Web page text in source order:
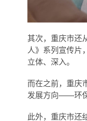
其次，重庆市还
人》系列宣传片
立体、深入。
而在之前，重庆
发展方向——环
此外，重庆市还